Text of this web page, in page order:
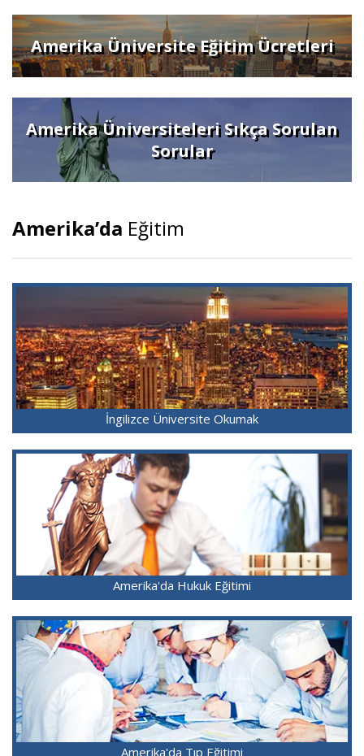
Amerika Üniversite Eğitim Ücretleri
Amerika Üniversiteleri Sıkça Sorulan
Sorular
Amerika’da Eğitim
İngilizce Üniversite Okumak
Amerika'da Hukuk Eğitimi
Amerika'da Tıp Eğitimi